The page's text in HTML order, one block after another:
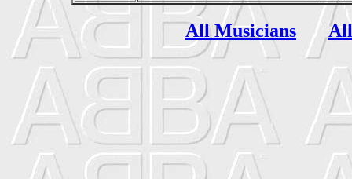
All Musicians